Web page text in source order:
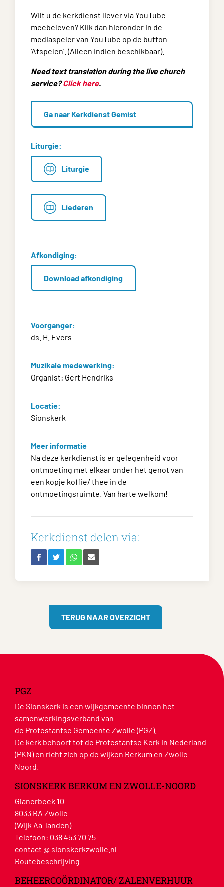
Wilt u de kerkdienst liever via YouTube
meebeleven? Klik dan hieronder in de
mediaspeler van YouTube op de button
‘Afspelen’. (Alleen indien beschikbaar).
Need text translation during the live church
service?Click here.
Ga naar Kerkdienst Gemist
Liturgie:
Liturgie
Liederen
Afkondiging:
Download afkondiging
Voorganger:
ds. H. Evers
Muzikale medewerking:
Organist: Gert Hendriks
Locatie:
Sionskerk
Meer informatie
Na deze kerkdienst is er gelegenheid voor
ontmoeting met elkaar onder het genot van
een kopje koffie/ thee in de
ontmoetingsruimte. Van harte welkom!
Kerkdienst delen via:
TERUG NAAR OVERZICHT
PGZ
De Sionskerk is een wijkgemeente binnen het
samenwerkingsverband van
de Protestantse Gemeente Zwolle (PGZ).
De kerk behoort tot de Protestantse Kerk in Nederland
(PKN) en richt zich op de wijken Berkum en Zwolle-
Noord.
SIONSKERK BERKUM EN ZWOLLE-NOORD
Glanerbeek 10
8033 BA Zwolle
(Wijk Aa-landen)
Telefoon: 038 453 70 75
contact @ sionskerkzwolle.nl
Routebeschrijving
BEHEERCOÖRDINATOR/ ZALENVERHUUR